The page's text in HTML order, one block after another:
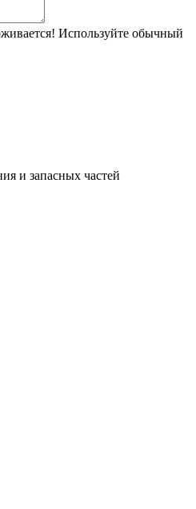
Используйте обычный
и запасных частей